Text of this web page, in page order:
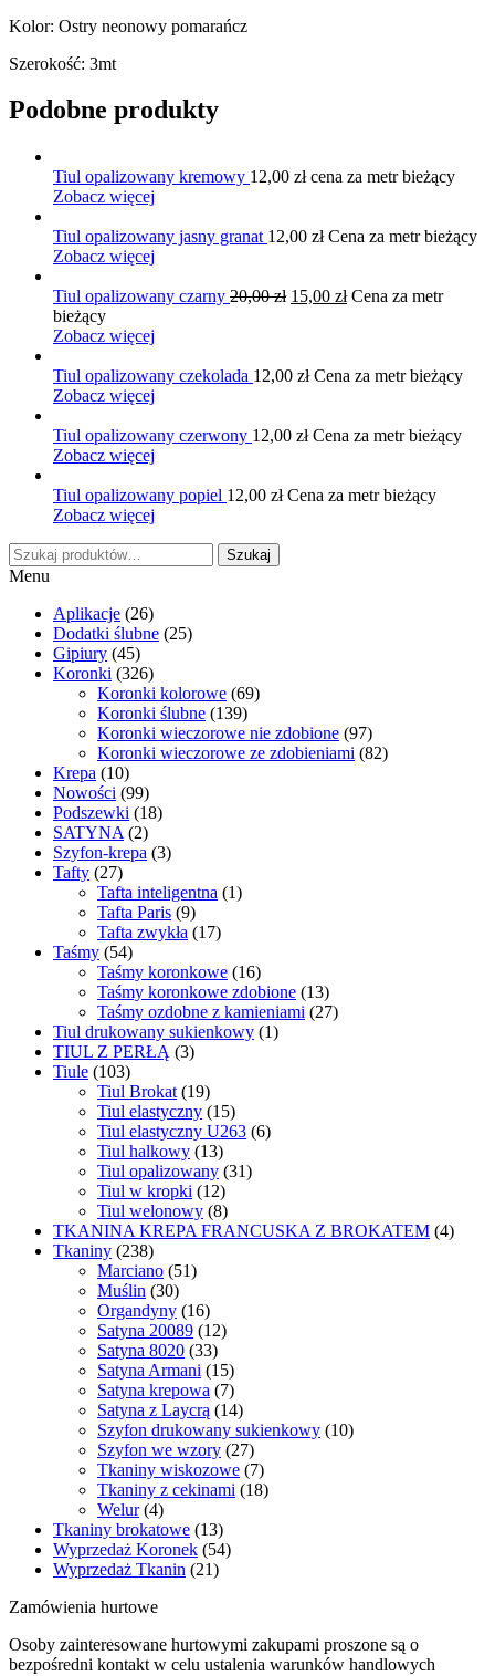
Kolor: Ostry neonowy pomarańcz
Szerokość: 3mt
Podobne produkty
Tiul opalizowany kremowy 12,00 złcena za metr bieżący
Zobacz więcej
Tiul opalizowany jasny granat 12,00 złCena za metr bieżący
Zobacz więcej
Tiul opalizowany czarny 20,00zł Pierwotna
15,00 złAktualna
Cena za metr
bieżący
Zobacz więcej
Tiul opalizowany czekolada 12,00 złCena za metr bieżący
Zobacz więcej
Tiul opalizowany czerwony 12,00 złCena za metr bieżący
Zobacz więcej
Tiul opalizowany popiel 12,00 złCena za metr bieżący
Zobacz więcej
Szukaj:
Szukaj
Menu
Aplikacje (26)
Dodatki ślubne (25)
Gipiury (45)
Koronki (326)
Koronki kolorowe (69)
Koronki ślubne (139)
Koronki wieczorowe nie zdobione (97)
Koronki wieczorowe ze zdobieniami (82)
Krepa (10)
Nowości (99)
Podszewki (18)
SATYNA (2)
Szyfon-krepa (3)
Tafty (27)
Tafta inteligentna (1)
Tafta Paris (9)
Tafta zwykła (17)
Taśmy (54)
Taśmy koronkowe (16)
Taśmy koronkowe zdobione (13)
Taśmy ozdobne z kamieniami (27)
Tiul drukowany sukienkowy (1)
TIUL Z PERŁĄ (3)
Tiule (103)
Tiul Brokat (19)
Tiul elastyczny (15)
Tiul elastyczny U263 (6)
Tiul halkowy (13)
Tiul opalizowany (31)
Tiul w kropki (12)
Tiul welonowy (8)
TKANINA KREPA FRANCUSKA Z BROKATEM (4)
Tkaniny (238)
Marciano (51)
Muślin (30)
Organdyny (16)
Satyna 20089 (12)
Satyna 8020 (33)
Satyna Armani (15)
Satyna krepowa (7)
Satyna z Laycrą (14)
Szyfon drukowany sukienkowy (10)
Szyfon we wzory (27)
Tkaniny wiskozowe (7)
Tkaniny z cekinami (18)
Welur (4)
Tkaniny brokatowe (13)
Wyprzedaż Koronek (54)
Wyprzedaż Tkanin (21)
Zamówienia hurtowe
Osoby zainteresowane hurtowymi zakupami proszone są o
bezpośredni kontakt w celu ustalenia warunków handlowych